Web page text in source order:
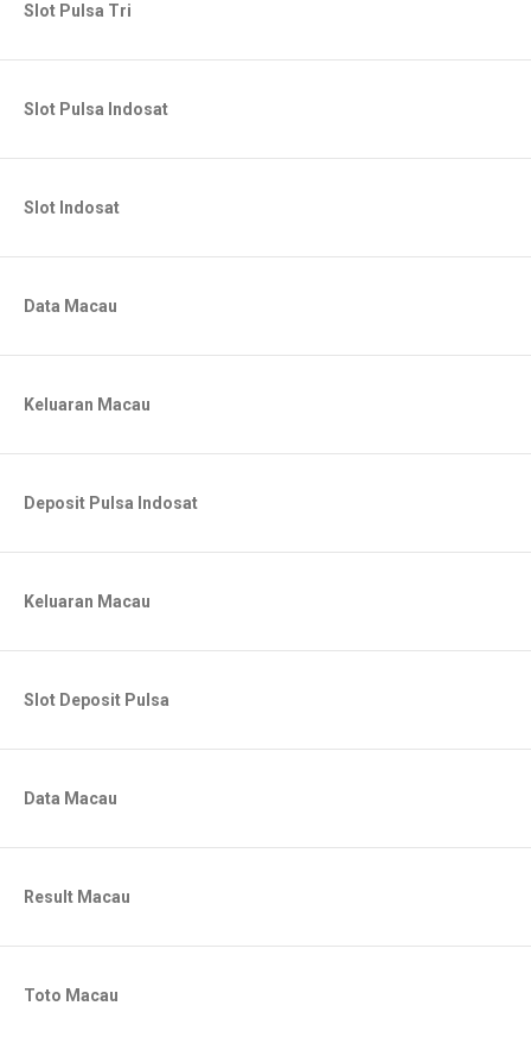
Slot Pulsa Tri
Slot Pulsa Indosat
Slot Indosat
Data Macau
Keluaran Macau
Deposit Pulsa Indosat
Keluaran Macau
Slot Deposit Pulsa
Data Macau
Result Macau
Toto Macau